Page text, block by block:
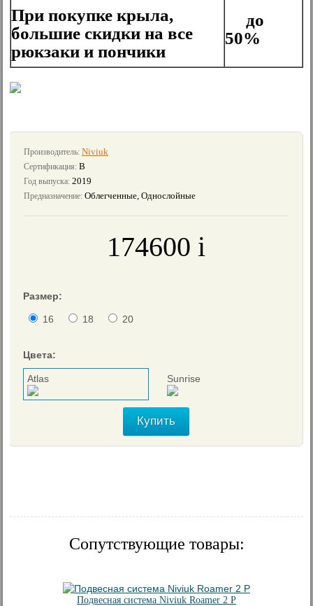
При покупке крыла,
большие скидки на все
рюкзаки и пончики
до
50%
Производитель: Niviuk
Сертификация: B
Год выпуска: 2019
Предназначение: Облегченные, Однослойные
174600 i
Размер:
16 18 20
Цвета:
Atlas Sunrise
Купить
Сопутствующие товары:
Подвесная система Niviuk Roamer 2 P